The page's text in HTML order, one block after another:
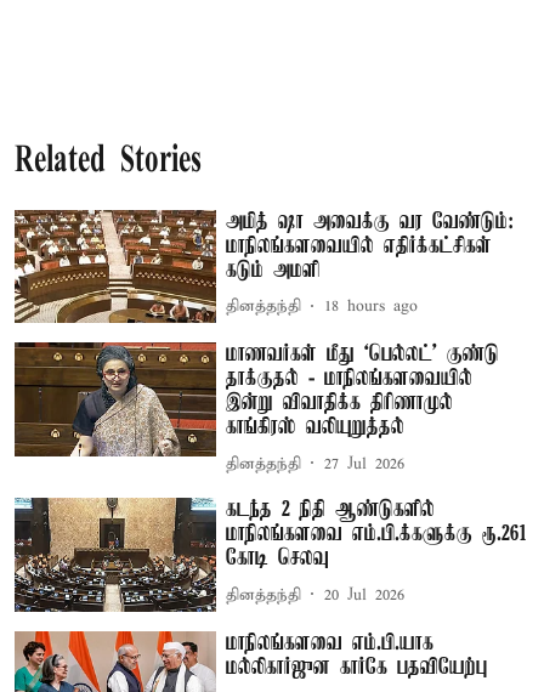
Related Stories
அமித் ஷா அவைக்கு வர வேண்டும்:
மாநிலங்களவையில் எதிர்க்கட்சிகள்
கடும் அமளி
தினத்தந்தி 18 hours ago
மாணவர்கள் மீது ‘பெல்லட்’ குண்டு
தாக்குதல் - மாநிலங்களவையில்
இன்று விவாதிக்க திரிணாமுல்
காங்கிரஸ் வலியுறுத்தல்
தினத்தந்தி 27 Jul 2026
கடந்த 2 நிதி ஆண்டுகளில்
மாநிலங்களவை எம்.பி.க்களுக்கு ரூ.261
கோடி செலவு
தினத்தந்தி 20 Jul 2026
மாநிலங்களவை எம்.பி.யாக
மல்லிகார்ஜுன கார்கே பதவியேற்பு